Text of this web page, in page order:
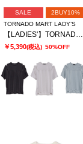
SALE
2BUY10%
TORNADO MART LADY’S
￥5,390(税込) 50%OFF